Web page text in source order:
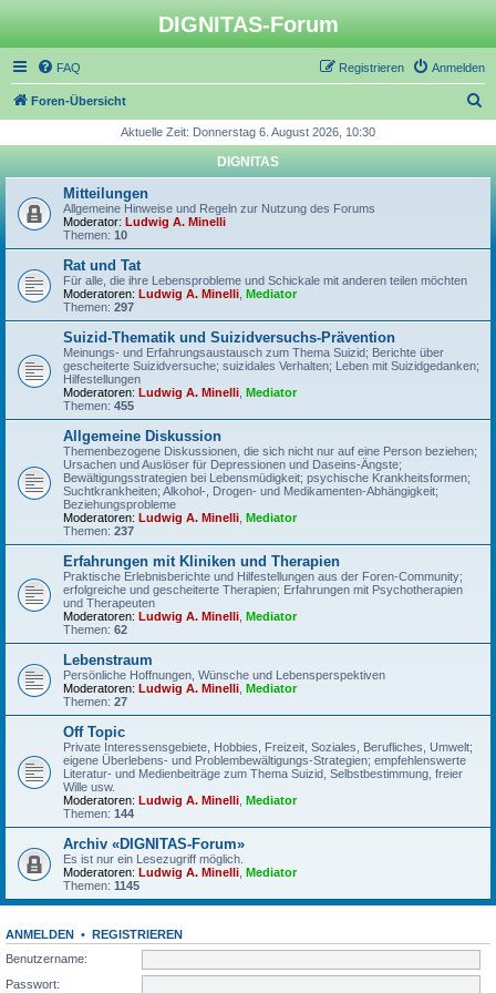
DIGNITAS-Forum
FAQ Anmelden
Registrieren
Foren-Übersicht
h
Aktuelle Zeit: Donnerstag 6. August 2026, 10:30
DIGNITAS
Mitteilungen
Allgemeine Hinweise und Regeln zur Nutzung des Forums
Moderator: Ludwig A. Minelli
Themen: 10
Rat und Tat
Für alle, die ihre Lebensprobleme und Schickale mit anderen teilen möchten
Moderatoren: Ludwig A. Minelli Mediator
Themen: 297
Suizid-Thematik und Suizidversuchs-Prävention
Meinungs- und Erfahrungsaustausch zum Thema Suizid; Berichte über
gescheiterte Suizidversuche; suizidales Verhalten; Leben mit Suizidgedanken;
Hilfestellungen
Moderatoren: Ludwig A. Minelli Mediator
Themen: 455
Allgemeine Diskussion
Themenbezogene Diskussionen, die sich nicht nur auf eine Person beziehen;
Ursachen und Auslöser für Depressionen und Daseins-Ängste;
Bewältigungsstrategien bei Lebensmüdigkeit; psychische Krankheitsformen;
Suchtkrankheiten; Alkohol-, Drogen- und Medikamenten-Abhängigkeit;
Beziehungsprobleme
Moderatoren: Ludwig A. Minelli Mediator
Themen: 237
Erfahrungen mit Kliniken und Therapien
Praktische Erlebnisberichte und Hilfestellungen aus der Foren-Community;
erfolgreiche und gescheiterte Therapien; Erfahrungen mit Psychotherapien
und Therapeuten
Moderatoren: Ludwig A. Minelli Mediator
Themen: 62
Lebenstraum
Persönliche Hoffnungen, Wünsche und Lebensperspektiven
Moderatoren: Ludwig A. Minelli Mediator
Themen: 27
Off Topic
Private Interessensgebiete, Hobbies, Freizeit, Soziales, Berufliches, Umwelt;
eigene Überlebens- und Problembewältigungs-Strategien; empfehlenswerte
Literatur- und Medienbeiträge zum Thema Suizid, Selbstbestimmung, freier
Wille usw.
Moderatoren: Ludwig A. Minelli Mediator
Themen: 144
Archiv «DIGNITAS-Forum»
Es ist nur ein Lesezugriff möglich.
Moderatoren: Ludwig A. Minelli Mediator
Themen: 1145
ANMELDEN • REGISTRIEREN
Benutzername:
Passwort: